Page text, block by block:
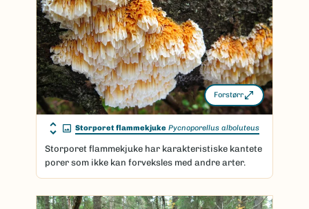
Forstørr
Storporet flammekjuke Pycnoporellus alboluteus
Storporet flammekjuke har karakteristiske kantete
porer som ikke kan forveksles med andre arter.